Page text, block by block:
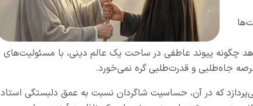
چگونه پیوند عاطفی در ساحت یک عالم دینی، با مسئولیت‌های
جاه‌طلبی و قدرت‌طلبی گره نمی‌خورد.
که در آن، حساسیت شاگردان نسبت به عمق دلبستگی استاد